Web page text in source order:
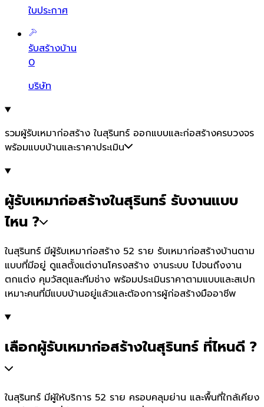
ใบประกาศ
รับสร้างบ้าน
0
บริษัท
รวมผู้รับเหมาก่อสร้าง ในสุรินทร์ ออกแบบและก่อสร้างครบวงจร
พร้อมแบบบ้านและราคาประเมิน
ผู้รับเหมาก่อสร้างในสุรินทร์ รับงานแบบ
ไหน ?
ในสุรินทร์ มีผู้รับเหมาก่อสร้าง 52 ราย รับเหมาก่อสร้างบ้านตาม
แบบที่มีอยู่ ดูแลตั้งแต่งานโครงสร้าง งานระบบ ไปจนถึงงาน
ตกแต่ง คุมวัสดุและทีมช่าง พร้อมประเมินราคาตามแบบและสเปก
เหมาะคนที่มีแบบบ้านอยู่แล้วและต้องการผู้ก่อสร้างมืออาชีพ
เลือกผู้รับเหมาก่อสร้างในสุรินทร์ ที่ไหนดี ?
ในสุรินทร์ มีผู้ให้บริการ 52 ราย ครอบคลุมย่าน และพื้นที่ใกล้เคียง